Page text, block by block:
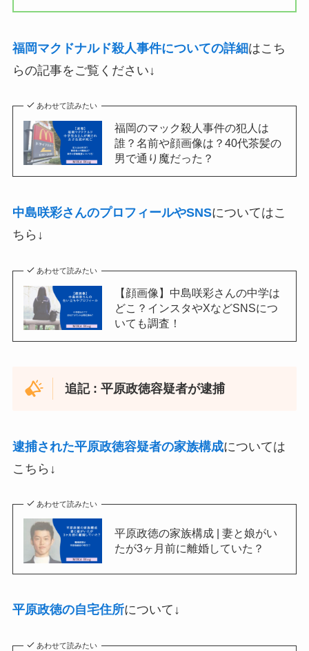
福岡マクドナルド殺人事件についての詳細はこち
らの記事をご覧ください↓
あわせて読みたい
福岡のマック殺人事件の犯人は
誰？名前や顔画像は？40代茶髪の
男で通り魔だった？
中島咲彩さんのプロフィールやSNSについてはこ
ちら↓
あわせて読みたい
【顔画像】中島咲彩さんの中学は
どこ？インスタやXなどSNSにつ
いても調査！
追記 : 平原政徳容疑者が逮捕
逮捕された平原政徳容疑者の家族構成については
こちら↓
あわせて読みたい
平原政徳の家族構成 | 妻と娘がい
たが3ヶ月前に離婚していた？
平原政徳の自宅住所について↓
あわせて読みたい